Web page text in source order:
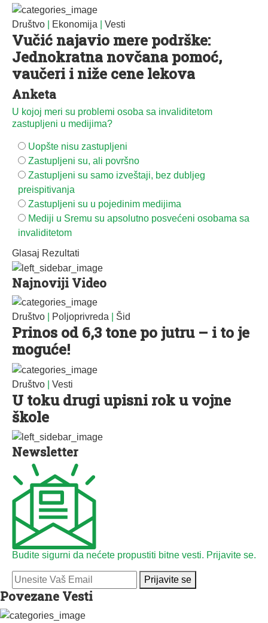
Društvo Ekonomija Vesti
Vučić najavio mere podrške:
Jednokratna novčana pomoć,
vaučeri i niže cene lekova
Anketa
U kojoj meri su problemi osoba sa invaliditetom
zastupljeni u medijima?
Uopšte nisu zastupljeni
Zastupljeni su, ali površno
Zastupljeni su samo izveštaji, bez dubljeg
preispitivanja
Zastupljeni su u pojedinim medijima
Mediji u Sremu su apsolutno posvećeni osobama sa
invaliditetom
Glasaj Rezultati
Najnoviji Video
Društvo Poljoprivreda Šid
Prinos od 6,3 tone po jutru – i to je
moguće!
Društvo Vesti
U toku drugi upisni rok u vojne
škole
Newsletter
Budite sigurni da nećete propustiti bitne vesti. Prijavite se.
Prijavite se
Povezane Vesti